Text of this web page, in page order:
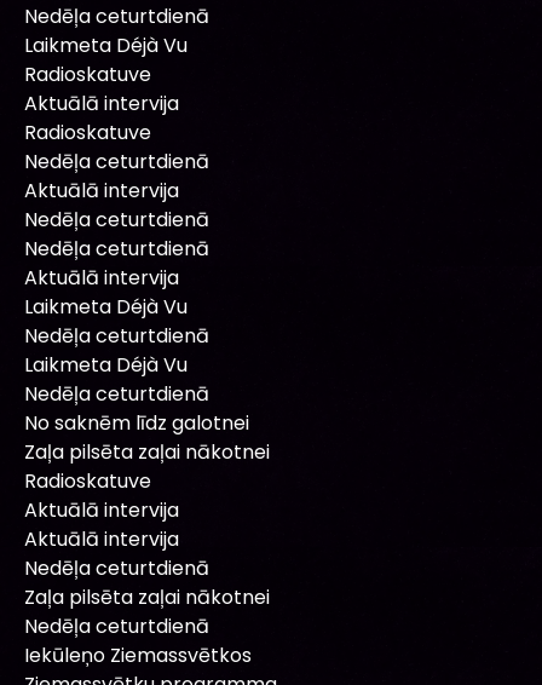
Nedēļa ceturtdienā
Laikmeta Déjà Vu
Radioskatuve
Aktuālā intervija
Radioskatuve
Nedēļa ceturtdienā
Aktuālā intervija
Nedēļa ceturtdienā
Nedēļa ceturtdienā
Aktuālā intervija
Laikmeta Déjà Vu
Nedēļa ceturtdienā
Laikmeta Déjà Vu
Nedēļa ceturtdienā
No saknēm līdz galotnei
Zaļa pilsēta zaļai nākotnei
Radioskatuve
Aktuālā intervija
Aktuālā intervija
Nedēļa ceturtdienā
Zaļa pilsēta zaļai nākotnei
Nedēļa ceturtdienā
Iekūleņo Ziemassvētkos